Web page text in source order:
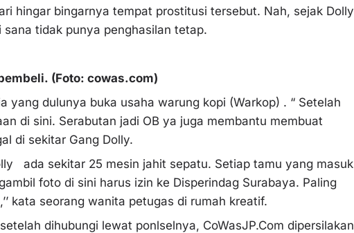
hingar bingarnya tempat prostitusi tersebut. Nah, sejak Dolly
tidak punya penghasilan tetap.
(Foto: cowas.com)
yang dulunya buka usaha warung kopi (Warkop) . “ Setelah
di sini. Serabutan jadi OB ya juga membantu membuat
di sekitar Gang Dolly.
ada sekitar 25 mesin jahit sepatu. Setiap tamu yang masuk
foto di sini harus izin ke Disperindag Surabaya. Paling
kata seorang wanita petugas di rumah kreatif.
dihubungi lewat ponlselnya, CoWasJP.Com dipersilakan